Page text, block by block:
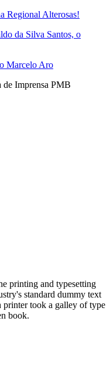
Regional Alterosas!
da Silva Santos, o
Marcelo Aro
de Imprensa PMB
printing and typesetting
standard dummy text
printer took a galley of type
book.